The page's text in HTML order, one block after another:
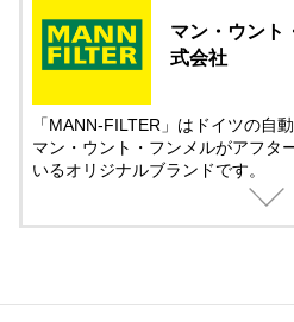
マン・ウント
式会社
「MANN-FILTER」はドイツの自
マン・ウント・フンメルがアフタ
いるオリジナルブランドです。
世界の主要な自動車メーカーへの